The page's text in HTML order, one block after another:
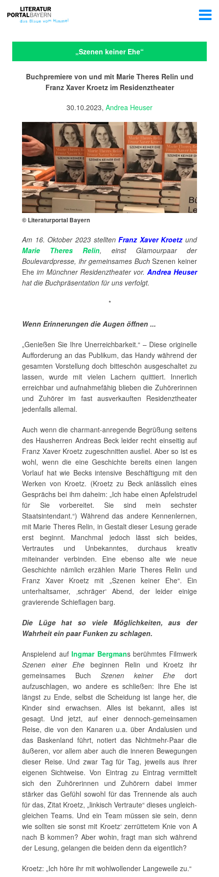
„Szenen keiner Ehe“
Buchpremiere von und mit Marie Theres Relin und
Franz Xaver Kroetz im Residenztheater
30.10.2023, Andrea Heuser
© Literaturportal Bayern
Am 16. Oktober 2023 stelltenFranz Xaver Kroetzund
Marie Theres Relin, einst Glamourpaar der
Boulevardpresse, ihr gemeinsames BuchSzenen keiner
Ehe im Münchner Residenztheater vor. Andrea Heuser
hat die Buchpräsentation für uns verfolgt.
*
Wenn Erinnerungen die Augen öffnen ...
„Genießen Sie Ihre Unerreichbarkeit.“ – Diese originelle
Aufforderung an das Publikum, das Handy während der
gesamten Vorstellung doch bitteschön ausgeschaltet zu
lassen, wurde mit vielen Lachern quittiert. Innerlich
erreichbar und aufnahmefähig blieben die Zuhörerinnen
und Zuhörer im fast ausverkauften Residenztheater
jedenfalls allemal.
Auch wenn die charmant-anregende Begrüßung seitens
des Hausherren Andreas Beck leider recht einseitig auf
Franz Xaver Kroetz zugeschnitten ausfiel. Aber so ist es
wohl, wenn die eine Geschichte bereits einen langen
Vorlauf hat wie Becks intensive Beschäftigung mit den
Werken von Kroetz. (Kroetz zu Beck anlässlich eines
Gesprächs bei ihm daheim: „Ich habe einen Apfelstrudel
für Sie vorbereitet. Sie sind mein sechster
Staatsintendant.“) Während das andere Kennenlernen,
mit Marie Theres Relin, in Gestalt dieser Lesung gerade
erst beginnt. Manchmal jedoch lässt sich beides,
Vertrautes und Unbekanntes, durchaus kreativ
miteinander verbinden. Eine ebenso alte wie neue
Geschichte nämlich erzählen Marie Theres Relin und
Franz Xaver Kroetz mit „Szenen keiner Ehe“. Ein
unterhaltsamer, ‚schräger‘ Abend, der leider einige
gravierende Schieflagen barg.
Die Lüge hat so viele Möglichkeiten, aus der
Wahrheit ein paar Funken zu schlagen.
Anspielend aufIngmar Bergmans berühmtes Filmwerk
Szenen einer Ehe beginnen Relin und Kroetz ihr
gemeinsames Buch Szenen keiner Ehe dort
aufzuschlagen, wo andere es schließen: Ihre Ehe ist
längst zu Ende, selbst die Scheidung ist lange her, die
Kinder sind erwachsen. Alles ist bekannt, alles ist
gesagt. Und jetzt, auf einer dennoch-gemeinsamen
Reise, die von den Kanaren u.a. über Andalusien und
das Baskenland führt, notiert das Nichtmehr-Paar die
äußeren, vor allem aber auch die inneren Bewegungen
dieser Reise. Und zwar Tag für Tag, jeweils aus ihrer
eigenen Sichtweise. Von Eintrag zu Eintrag vermittelt
sich den Zuhörerinnen und Zuhörern dabei immer
stärker das Gefühl sowohl für das Trennende als auch
für das, Zitat Kroetz, „linkisch Vertraute“ dieses ungleich-
gleichen Teams. Und ein Team müssen sie sein, denn
wie sollten sie sonst mit Kroetz‘ zerrüttetem Knie von A
nach B kommen? Aber wohin, fragt man sich während
der Lesung, gelangen die beiden denn da eigentlich?
Kroetz: „Ich höre ihr mit wohlwollender Langeweile zu.“